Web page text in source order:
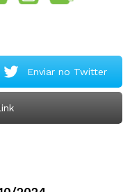
Enviar no Twitter